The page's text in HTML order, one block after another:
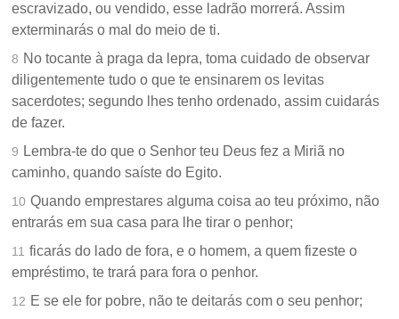
escravizado, ou vendido, esse ladrão morrerá. Assim
exterminarás o mal do meio de ti.
8 No tocante à praga da lepra, toma cuidado de observar
diligentemente tudo o que te ensinarem os levitas
sacerdotes; segundo lhes tenho ordenado, assim cuidarás
de fazer.
9 Lembra-te do que o Senhor teu Deus fez a Miriã no
caminho, quando saíste do Egito.
10 Quando emprestares alguma coisa ao teu próximo, não
entrarás em sua casa para lhe tirar o penhor;
11 ficarás do lado de fora, e o homem, a quem fizeste o
empréstimo, te trará para fora o penhor.
12 E se ele for pobre, não te deitarás com o seu penhor;